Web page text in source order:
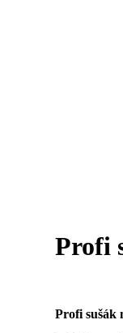
Profi
Profi sušák